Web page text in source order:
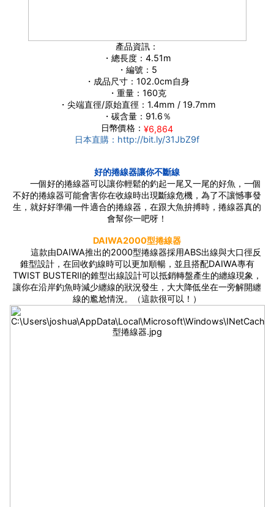
產品資訊：
・總長度：4.51m
・編號：5
・成品尺寸：102.0cm自身
・重量：160克
・尖端直徑/原始直徑：1.4mm / 19.7mm
・碳含量：91.6％
日幣價格： ¥6,864
日本直購：http://bit.ly/31JbZ9f
好的捲線器讓你不斷線
一個好的捲線器可以讓你輕鬆的釣起一尾又一尾的好魚，一個
不好的捲線器可能會害你在收線時出現斷線危機，為了不讓憾事發
生，就好好準備一件適合的捲線器，在跟大魚拚搏時，捲線器真的
會幫你一吧呀！
DAIWA2000型捲線器
這款由DAIWA推出的2000型捲線器採用ABS出線與大口徑反
錐型設計，在回收釣線時可以更加順暢，並且搭配DAIWA專有
TWIST BUSTERII的錐型出線設計可以抵銷轉盤產生的纏線現象，
讓你在沿岸釣魚時減少纏線的狀況發生，大大降低坐在一旁解開纏
線的尷尬情況。（這款很可以！）